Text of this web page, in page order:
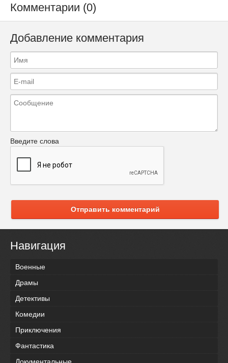
Комментарии (0)
Добавление комментария
Введите слова
Отправить комментарий
Навигация
Военные
Драмы
Детективы
Комедии
Приключения
Фантастика